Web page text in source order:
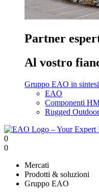
Partner
Al vostro
Gruppo EAO in sintesi
EAO
Componenti
Rugged
0
0
Mercati
Prodotti & soluzioni
Gruppo EAO